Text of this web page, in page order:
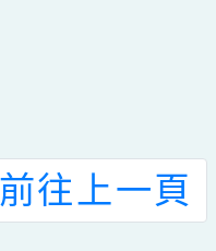
前往上一頁